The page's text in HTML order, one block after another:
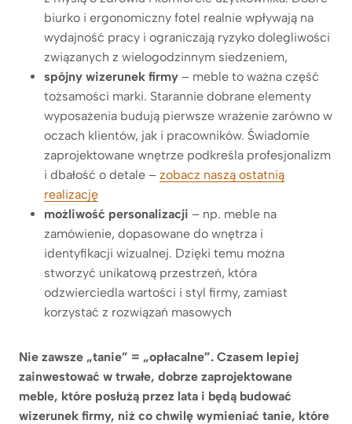
biurko i ergonomiczny fotel realnie wpływają na
wydajność pracy i ograniczają ryzyko dolegliwości
związanych z wielogodzinnym siedzeniem,
spójny wizerunek firmy – meble to ważna część
tożsamości marki. Starannie dobrane elementy
wyposażenia budują pierwsze wrażenie zarówno w
oczach klientów, jak i pracowników. Świadomie
zaprojektowane wnętrze podkreśla profesjonalizm
i dbałość o detale – zobacz naszą ostatnią
realizację
możliwość personalizacji – np. meble na
zamówienie, dopasowane do wnętrza i
identyfikacji wizualnej. Dzięki temu można
stworzyć unikatową przestrzeń, która
odzwierciedla wartości i styl firmy, zamiast
korzystać z rozwiązań masowych
Nie zawsze „tanie” = „opłacalne”. Czasem lepiej
zainwestować w trwałe, dobrze zaprojektowane
meble, które posłużą przez lata i będą budować
wizerunek firmy, niż co chwilę wymieniać tanie, które